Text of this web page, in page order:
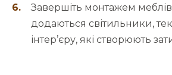
Завершіть монтажем меблів
додаються світильники,
інтер’єру, які створюють